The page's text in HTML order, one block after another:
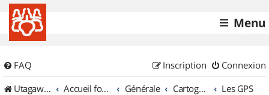
Menu
FAQ Connexion
Inscription
UtagawaVTT (Randos VTT et VTTAE avec traces GPS)
Accueil forum Générale Cartographie et GPS Les GPS